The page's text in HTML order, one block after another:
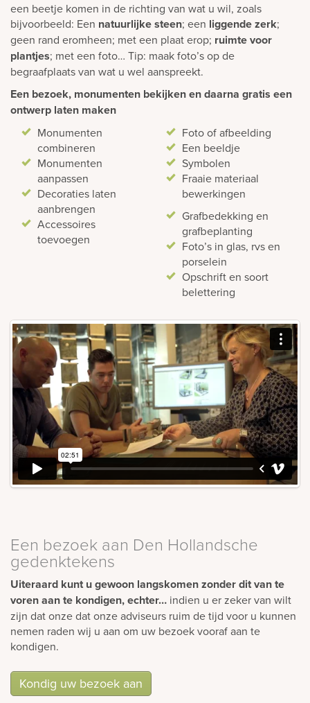
een beetje komen in de richting van wat u wil, zoals
bijvoorbeeld: Een natuurlijke steen; een liggende zerk;
geen rand eromheen; met een plaat erop; ruimte voor
plantjes; met een foto… Tip: maak foto’s op de
begraafplaats van wat u wel aanspreekt.
Een bezoek, monumenten bekijken en daarna gratis een
ontwerp laten maken
Monumenten
combineren
Monumenten
aanpassen
Decoraties laten
aanbrengen
Accessoires
toevoegen
Foto of afbeelding
Een beeldje
Symbolen
Fraaie materiaal
bewerkingen
Grafbedekking en
grafbeplanting
Foto’s in glas, rvs en
porselein
Opschrift en soort
belettering
Een bezoek aan Den Hollandsche
gedenktekens
Uiteraard kunt u gewoon langskomen zonder dit van te
voren aan te kondigen, echter… indien u er zeker van wilt
zijn dat onze dat onze adviseurs ruim de tijd voor u kunnen
nemen raden wij u aan om uw bezoek vooraf aan te
kondigen.
Kondig uw bezoek aan